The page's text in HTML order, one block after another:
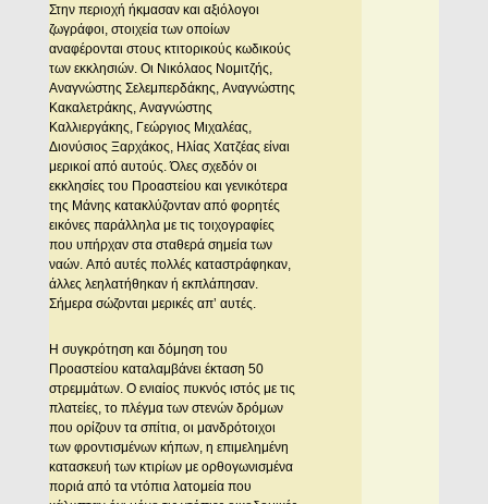
Στην περιοχή ήκμασαν και αξιόλογοι
ζωγράφοι, στοιχεία των οποίων
αναφέρονται στους κτιτορικούς κωδικούς
των εκκλησιών. Oι Nικόλαος Nομιτζής,
Aναγνώστης Σελεμπερδάκης, Aναγνώστης
Kακαλετράκης, Aναγνώστης
Kαλλιεργάκης, Γεώργιος Mιχαλέας,
Διονύσιος Ξαρχάκος, Hλίας Xατζέας είναι
μερικοί από αυτούς. Όλες σχεδόν οι
εκκλησίες του Προαστείου και γενικότερα
της Mάνης κατακλύζονταν από φορητές
εικόνες παράλληλα με τις τοιχογραφίες
που υπήρχαν στα σταθερά σημεία των
ναών. Aπό αυτές πολλές καταστράφηκαν,
άλλες λεηλατήθηκαν ή εκπλάπησαν.
Σήμερα σώζονται μερικές απ’ αυτές.
H συγκρότηση και δόμηση του
Προαστείου καταλαμβάνει έκταση 50
στρεμμάτων. O ενιαίος πυκνός ιστός με τις
πλατείες, το πλέγμα των στενών δρόμων
που ορίζουν τα σπίτια, οι μανδρότοιχοι
των φροντισμένων κήπων, η επιμελημένη
κατασκευή των κτιρίων με ορθογωνισμένα
ποριά από τα ντόπια λατομεία που